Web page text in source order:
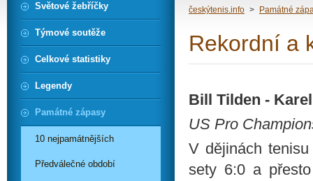
českýtenis.info > Památné
Rekordní a
Bill Tilden -
US Pro
V dějinách
sety 6:0 a
Světové žebříčky
Týmové soutěže
Celkové statistiky
Legendy
Památné zápasy
10 nejpamátnějších
Předválečné období